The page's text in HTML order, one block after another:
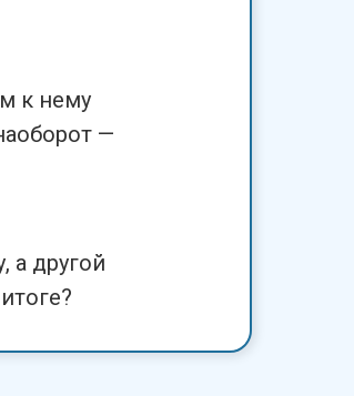
а другой
к нему
—